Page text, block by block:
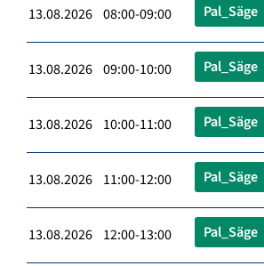
13.08.2026 08:00-09:00 Pal_Säge
13.08.2026 09:00-10:00 Pal_Säge
13.08.2026 10:00-11:00 Pal_Säge
13.08.2026 11:00-12:00 Pal_Säge
13.08.2026 12:00-13:00 Pal_Säge